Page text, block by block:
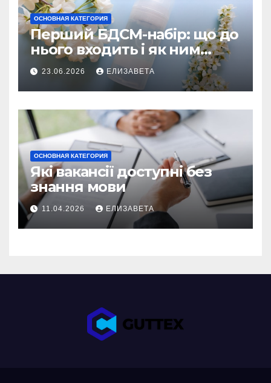
ОСНОВНАЯ КАТЕГОРИЯ
Перший БДСМ-набір: що до
нього входить і як ним
користуватися
23.06.2026 ЕЛИЗАВЕТА
ОСНОВНАЯ КАТЕГОРИЯ
Які вакансії доступні без
знання мови
11.04.2026 ЕЛИЗАВЕТА